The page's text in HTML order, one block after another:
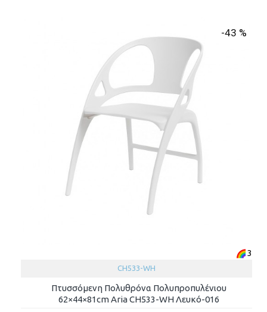
-43 %
3
CH533-WH
Πτυσσόμενη Πολυθρόνα Πολυπροπυλένιου
62×44×81cm Aria CH533-WH Λευκό-016